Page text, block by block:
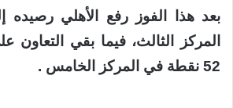
المركز الثالث، فيما بقي التعاون
52 نقطة في المركز الخامس .